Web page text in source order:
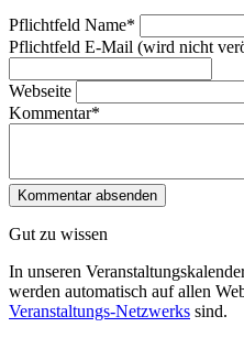
Pflichtfeld Name*
Pflichtfeld E-Mail (wird nicht
Webseite
Kommentar*
Gut zu wissen
In unseren
werden automatisch auf allen
Veranstaltungs-Netzwerks sind.